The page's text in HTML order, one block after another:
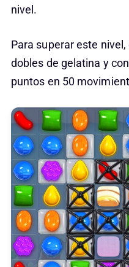
nivel.
Para superar este
dobles de gelatina y
puntos en 50